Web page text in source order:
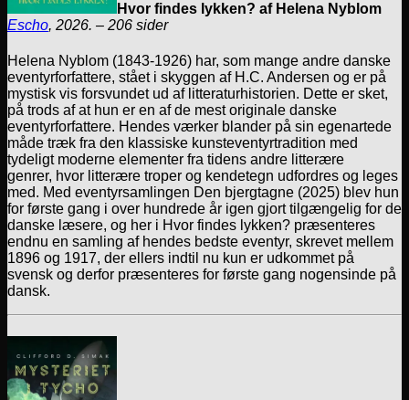
Hvor findes lykken? af Helena Nyblom
Escho, 2026. – 206 sider
Helena Nyblom (1843-1926) har, som mange andre danske
eventyrforfattere, stået i skyggen af H.C. Andersen og er på
mystisk vis forsvundet ud af litteraturhistorien. Dette er sket,
på trods af at hun er en af de mest originale danske
eventyrforfattere. Hendes værker blander på sin egenartede
måde træk fra den klassiske kunsteventyrtradition med
tydeligt moderne elementer fra tidens andre litterære
genrer, hvor litterære troper og kendetegn udfordres og leges
med. Med eventyrsamlingen Den bjergtagne (2025) blev hun
for første gang i over hundrede år igen gjort tilgængelig for de
danske læsere, og her i Hvor findes lykken? præsenteres
endnu en samling af hendes bedste eventyr, skrevet mellem
1896 og 1917, der ellers indtil nu kun er udkommet på
svensk og derfor præsenteres for første gang nogensinde på
dansk.